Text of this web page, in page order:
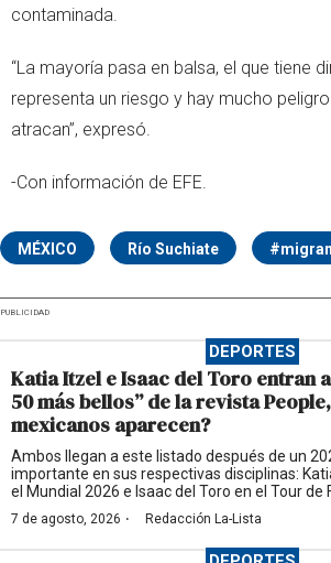
contaminada.
“La mayoría pasa en balsa, el que tiene
representa un riesgo y hay mucho
atracan”, expresó.
-Con información de EFE.
MÉXICO Río Suchiate
PUBLICIDAD
DEPORTES
Katia Itzel e Isaac del Toro entran
50 más bellos” de la revista
mexicanos aparecen?
Ambos llegan a este listado después de un
importante en sus respectivas disciplinas:
el Mundial 2026 e Isaac del Toro en el Tour de
7 de agosto, 2026 · Redacción La-Lista